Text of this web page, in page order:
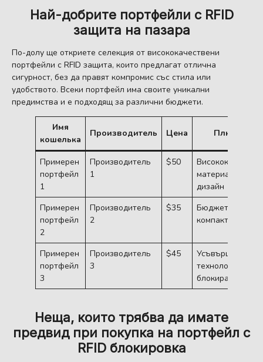
Най-добрите портфейли с RFID
защита на пазара
По-долу ще откриете селекция от висококачествени
портфейли с RFID защита, които предлагат отлична
сигурност, без да правят компромис със стила или
удобството. Всеки портфейл има своите уникални
предимства и е подходящ за различни бюджети.
Имя
кошелька
Производитель Цена Плюсове
Примерен
портфейл
1
Производитель
1
$50
материал,
дизайн
Примерен
портфейл
2
Производитель
2
$35
Бюджетен,
компактен
Примерен
портфейл
3
Производитель
3
$45
технология за
блокиране
Неща, които трябва да имате
предвид при покупка на портфейл с
RFID блокировка